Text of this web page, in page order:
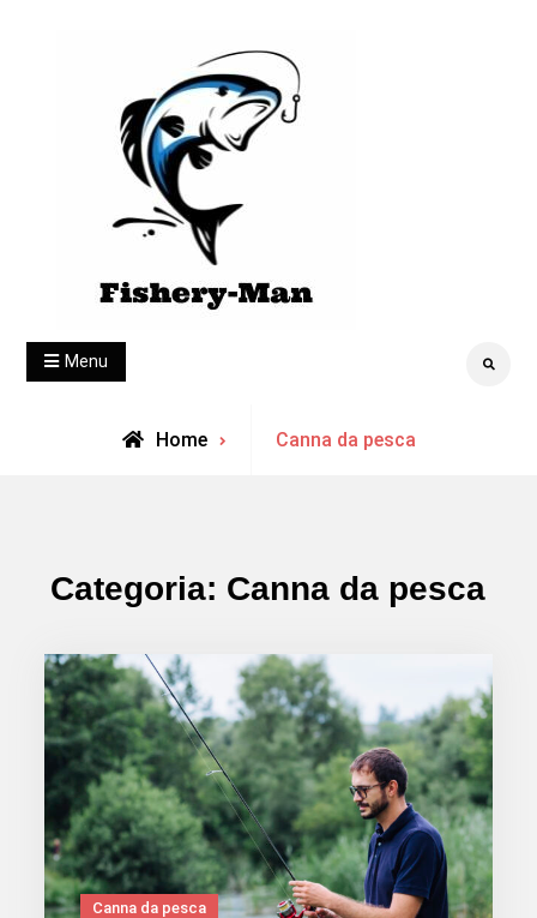
fishery-man
Menu Search
Home
Archive
Canna da pesca
Categoria: Canna da pesca
Canna da pesca